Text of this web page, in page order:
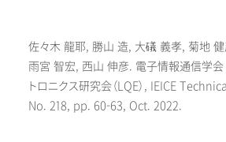
佐々木 龍耶, 勝山 造, 大礒 義孝, 菊地 健
雨宮 智宏, 西山 伸彦. 電子情報通信学会
トロニクス研究会（LQE）, IEICE
No. 218, pp. 60-63, Oct. 2022.